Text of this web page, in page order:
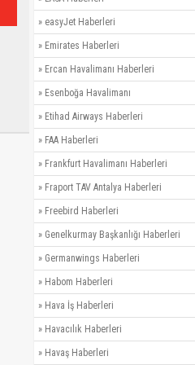
» easyJet Haberleri
» Emirates Haberleri
» Ercan Havalimanı Haberleri
» Esenboğa Havalimanı
» Etihad Airways Haberleri
» FAA Haberleri
» Frankfurt Havalimanı Haberleri
» Fraport TAV Antalya Haberleri
» Freebird Haberleri
» Genelkurmay Başkanlığı Haberleri
» Germanwings Haberleri
» Habom Haberleri
» Hava İş Haberleri
» Havacılık Haberleri
» Havaş Haberleri